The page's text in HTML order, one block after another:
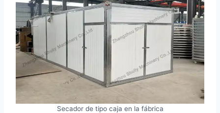
Secador de tipo caja en la fábrica